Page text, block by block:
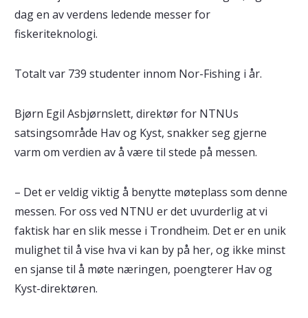
dag en av verdens ledende messer for
fiskeriteknologi.
Totalt var 739 studenter innom Nor-Fishing i år.
Bjørn Egil Asbjørnslett, direktør for NTNUs
satsingsområde Hav og Kyst, snakker seg gjerne
varm om verdien av å være til stede på messen.
– Det er veldig viktig å benytte møteplass som denne
messen. For oss ved NTNU er det uvurderlig at vi
faktisk har en slik messe i Trondheim. Det er en unik
mulighet til å vise hva vi kan by på her, og ikke minst
en sjanse til å møte næringen, poengterer Hav og
Kyst-direktøren.